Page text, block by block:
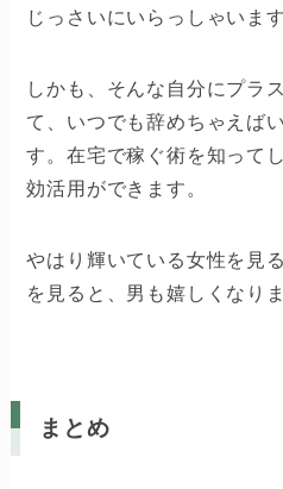
じっさいにいらっしゃいます
しかも、そんな自分にプラ
て、いつでも辞めちゃえば
す。在宅で稼ぐ術を知って
効活用ができます。
やはり輝いている女性を見
を見ると、男も嬉しくなり
まとめ